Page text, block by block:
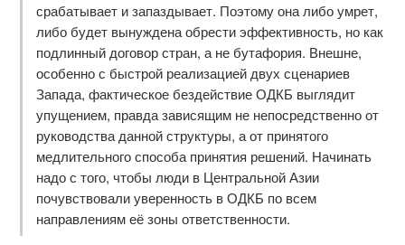
срабатывает и запаздывает. Поэтому она либо умрет,
либо будет вынуждена обрести эффективность, но как
подлинный договор стран, а не бутафория. Внешне,
особенно с быстрой реализацией двух сценариев
Запада, фактическое бездействие ОДКБ выглядит
упущением, правда зависящим не непосредственно от
руководства данной структуры, а от принятого
медлительного способа принятия решений. Начинать
надо с того, чтобы люди в Центральной Азии
почувствовали уверенность в ОДКБ по всем
направлениям её зоны ответственности.